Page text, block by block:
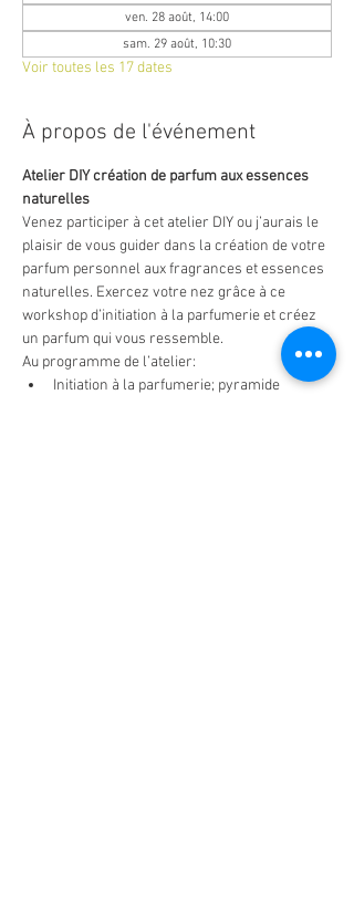
ven. 28 août, 14:00
sam. 29 août, 10:30
Voir toutes les 17 dates
À propos de l'événement
Atelier DIY création de parfum aux essences
naturelles
Venez participer à cet atelier DIY ou j’aurais le
plaisir de vous guider dans la création de votre
parfum personnel aux fragrances et essences
naturelles. Exercez votre nez grâce à ce
workshop d’initiation à la parfumerie et créez
un parfum qui vous ressemble.
Au programme de l’atelier:
Initiation à la parfumerie; pyramide